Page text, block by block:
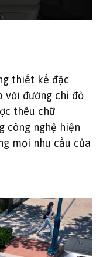
thiết kế đặc
với đường chỉ đỏ
thêu chữ
công nghệ hiện
mọi nhu cầu của